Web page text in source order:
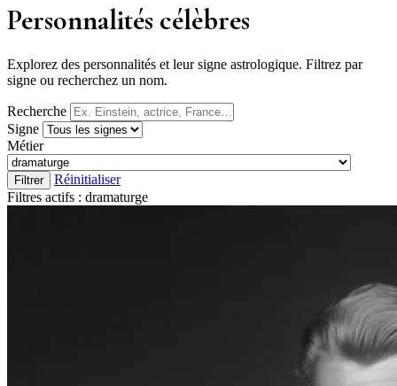
Personnalités célèbres
Explorez des personnalités et leur signe astrologique. Filtrez par
signe ou recherchez un nom.
Recherche
Signe
Métier
Filtrer
Réinitialiser
Filtres actifs : dramaturge